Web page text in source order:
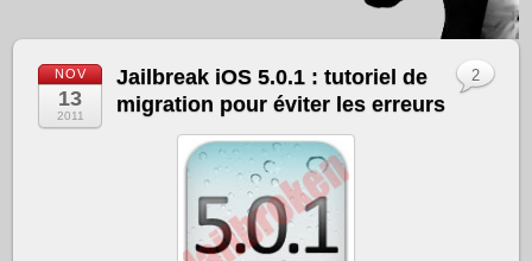
NOV
13
2011
Jailbreak iOS 5.0.1 : tutoriel de
migration pour éviter les erreurs
2